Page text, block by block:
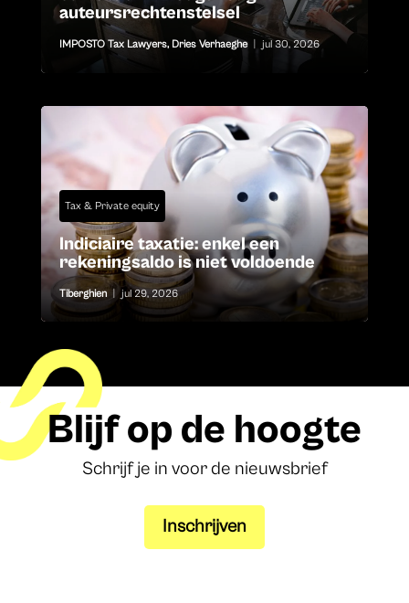
auteursrechtenstelsel
IMPOSTO Tax Lawyers, Dries Verhaeghe jul 30, 2026
Tax & Private equity
Indiciaire taxatie: enkel een
rekeningsaldo is niet voldoende
Tiberghien jul 29, 2026
Blijf op de hoogte
Schrijf je in voor de nieuwsbrief
Inschrijven